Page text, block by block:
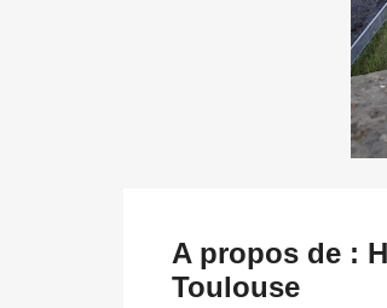
A propos de :
Toulouse